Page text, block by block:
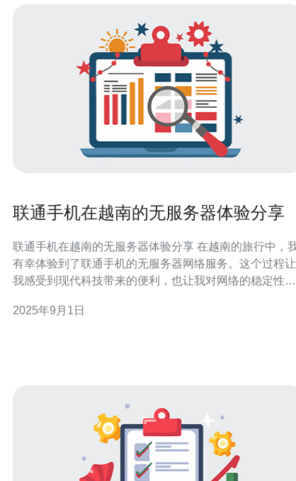
联通手机在越南的无服务器体验分享
联通手机在越南的无服务器体验分享 在越南的旅行中，我
有幸体验到了联通手机的无服务器网络服务。这个过程让
我感受到现代科技带来的便利，也让我对网络的稳定性和
三大精华体验。 网络覆盖广泛 速度表现优异 用户体验良
2025年9月1日